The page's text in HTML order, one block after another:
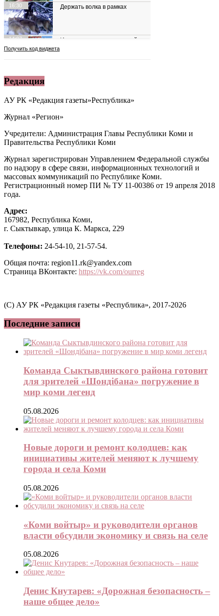
Редакция
АУ РК «Редакция газеты»Республика»
Журнал «Регион»
Учредители: Администрация Главы Республики Коми и
Правительства Республики Коми
Журнал зарегистрирован Управлением Федеральной службы
по надзору в сфере связи, информационных технологий и
массовых коммуникаций по Республике Коми.
Регистрационный номер ПИ № ТУ 11-00386 от 19 апреля 2018
года.
Адрес:
167982, Республика Коми,
г. Сыктывкар, улица К. Маркса, 229
Телефоны: 24-54-10, 21-57-54.
Общая почта: region11.rk@yandex.com
Страница ВКонтакте: https://vk.com/ourreg
(C) АУ РК «Редакция газеты «Республика», 2017-2026
Последние записи
Команда Сыктывдинского района готовит
для зрителей «Шондібана» погружение в
мир коми легенд
05.08.2026
Новые дороги и ремонт колодцев: как
инициативы жителей меняют к лучшему
города и села Коми
05.08.2026
«Коми войтыр» и руководители органов
власти обсудили экономику и связь на селе
05.08.2026
Денис Кнутарев: «Дорожная безопасность –
наше общее дело»